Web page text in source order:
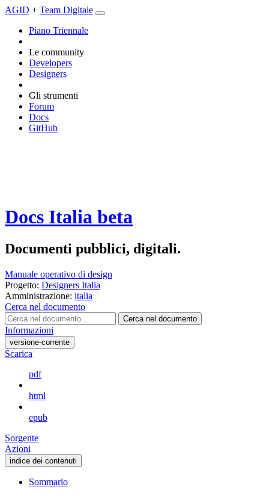
AGID + Team Digitale
Piano Triennale
Le community
Developers
Designers
Gli strumenti
Forum
Docs
GitHub
Docs Italia beta
Documenti pubblici, digitali.
Manuale operativo di design
Progetto: Designers Italia
Amministrazione: italia
Cerca nel documento
Cerca nel documento
Informazioni
versione-corrente
Scarica
pdf
html
epub
Sorgente
Azioni
indice dei contenuti
Sommario